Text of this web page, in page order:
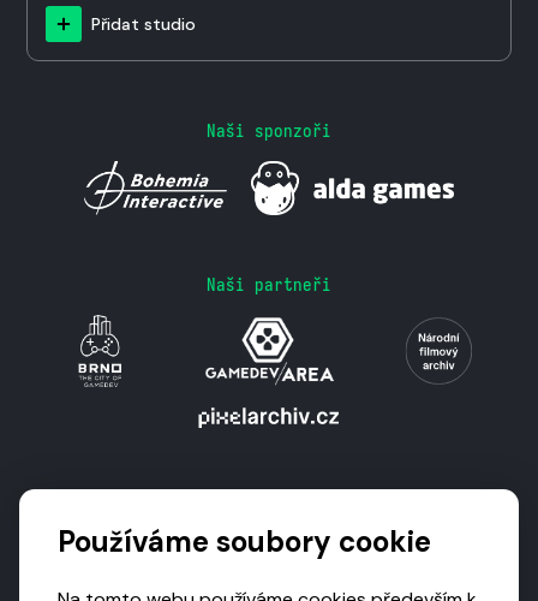
Přidat studio
Naši sponzoři
Naši partneři
Používáme soubory cookie